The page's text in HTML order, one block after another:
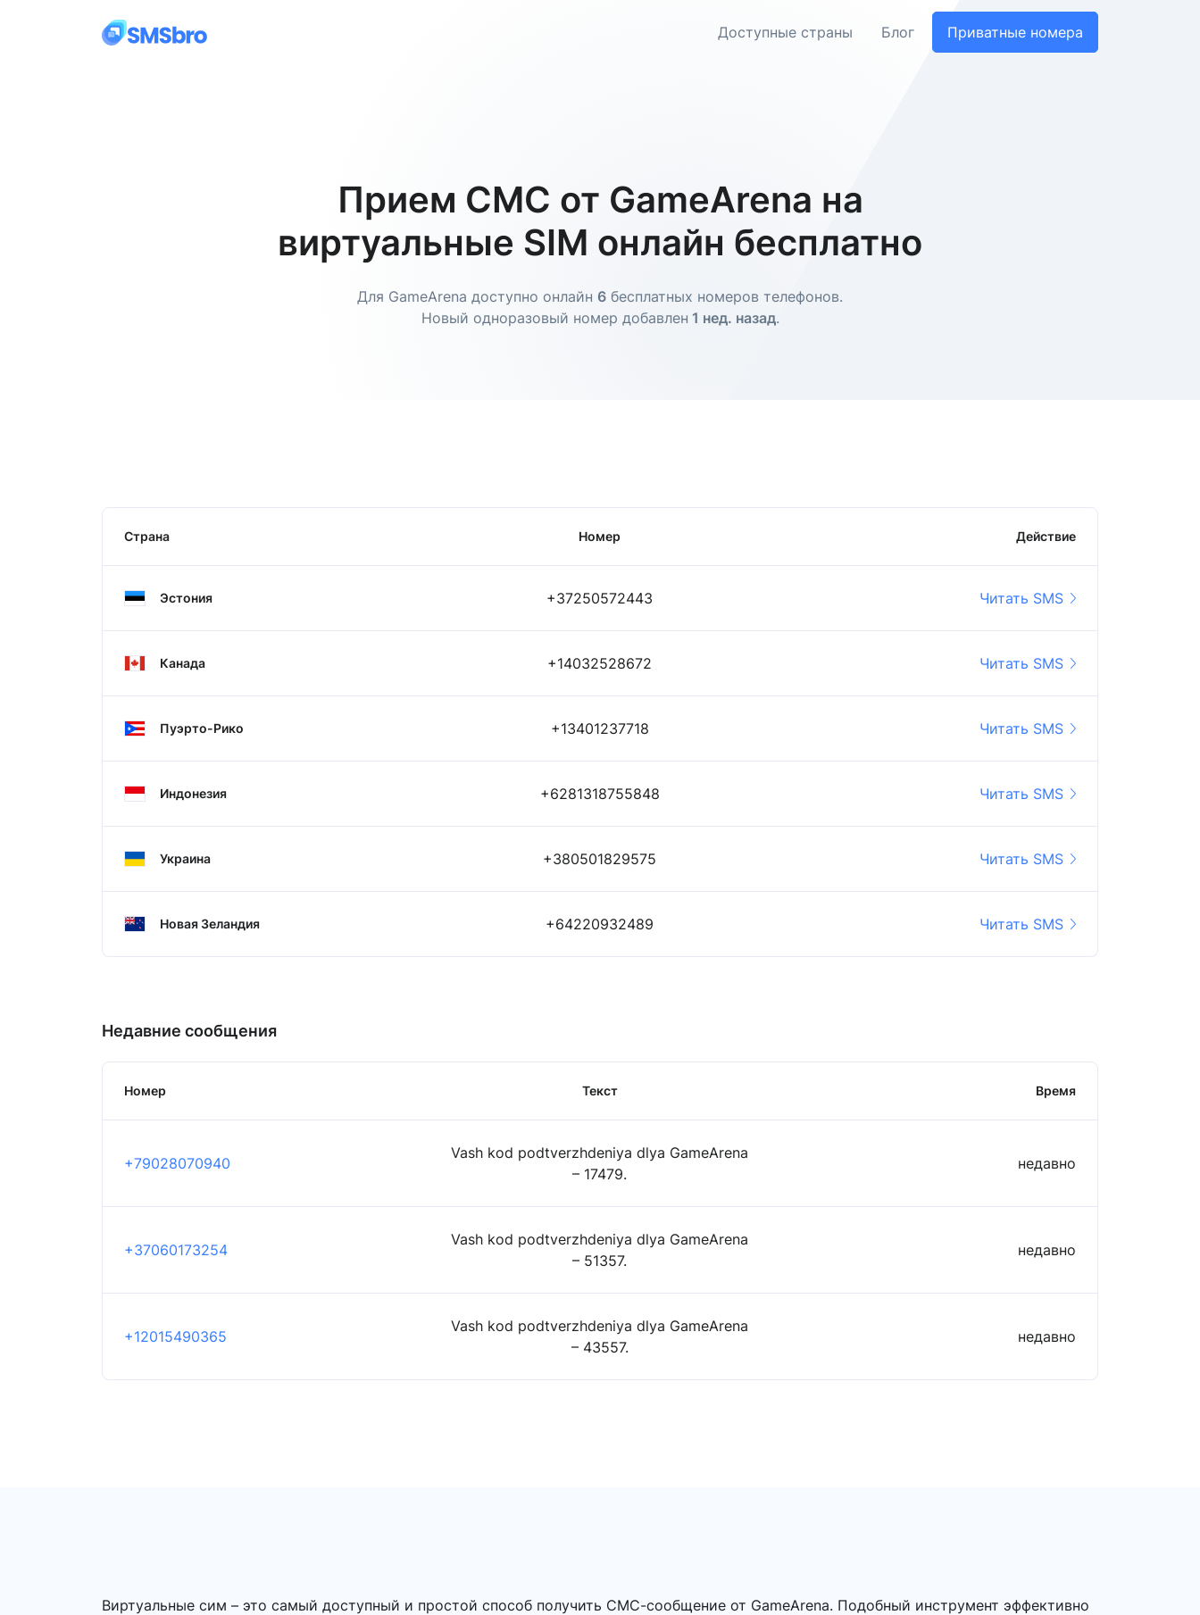
Доступные страны Блог Приватные номера
Прием СМС от GameArena на
виртуальные SIM онлайн бесплатно
Для GameArena доступно онлайн 6 бесплатных номеров телефонов.
Новый одноразовый номер добавлен 1 нед. назад.
Страна Номер Действие
Эстония +37250572443 Читать SMS
Канада +14032528672 Читать SMS
Пуэрто-Рико +13401237718 Читать SMS
Индонезия +6281318755848 Читать SMS
Украина +380501829575 Читать SMS
Новая Зеландия +64220932489 Читать SMS
Недавние сообщения
Номер Текст Время
+79028070940
Vash kod podtverzhdeniya dlya GameArena
– 17479.
недавно
+37060173254
Vash kod podtverzhdeniya dlya GameArena
– 51357.
недавно
+12015490365
Vash kod podtverzhdeniya dlya GameArena
– 43557.
недавно
Виртуальные сим – это самый доступный и простой способ получить СМС-сообщение от GameArena. Подобный инструмент эффективно